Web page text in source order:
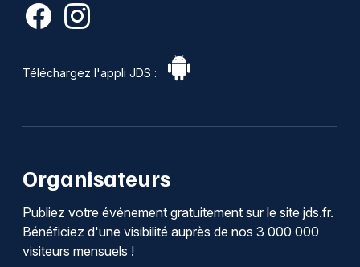
Téléchargez l'appli JDS :
Organisateurs
Publiez votre événement gratuitement sur le site jds.fr.
Bénéficiez d'une visibilité auprès de nos 3 000 000
visiteurs mensuels !